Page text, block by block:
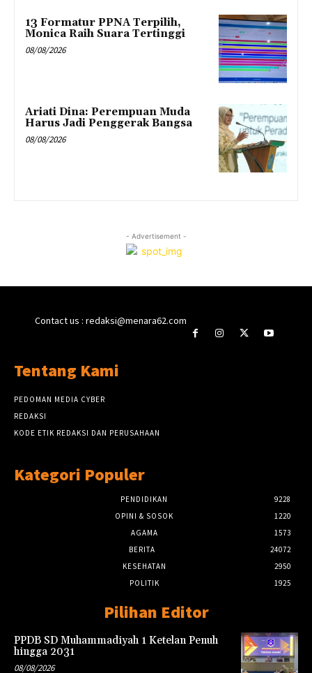
13 Formatur PPNA Terpilih,
Monica Raih Suara Tertinggi
08/08/2026
Ariati Dina: Perempuan Muda
Harus Jadi Penggerak Bangsa
08/08/2026
- Advertisement -
Contact us : redaksi@menara62.com
Tentang Kami
PEDOMAN MEDIA CYBER
REDAKSI
KODE ETIK REDAKSI DAN PERUSAHAAN
Kategori Populer
PENDIDIKAN
9228
OPINI & SOSOK
1220
AGAMA
1573
BERITA
24072
KESEHATAN
2950
POLITIK
1925
Pilihan Editor
PPDB SD Muhammadiyah 1 Ketelan Penuh
hingga 2031
08/08/2026